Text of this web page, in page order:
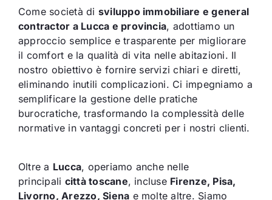
Come società di sviluppo immobiliare e general
contractor a Lucca e provincia, adottiamo un
approccio semplice e trasparente per migliorare
il comfort e la qualità di vita nelle abitazioni. Il
nostro obiettivo è fornire servizi chiari e diretti,
eliminando inutili complicazioni. Ci impegniamo a
semplificare la gestione delle pratiche
burocratiche, trasformando la complessità delle
normative in vantaggi concreti per i nostri clienti.
Oltre a Lucca, operiamo anche nelle
principali città toscane, incluse Firenze, Pisa,
Livorno, Arezzo, Siena e molte altre. Siamo